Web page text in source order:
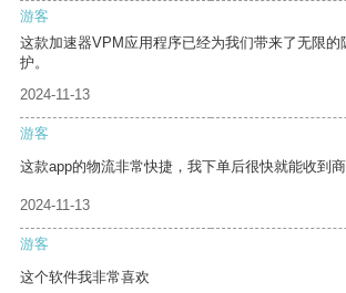
游客
这款加速器VPM应用程序已经为我们带来了无限的
护。
2024-11-13
游客
这款app的物流非常快捷，我下单后很快就能收到商
2024-11-13
游客
这个软件我非常喜欢